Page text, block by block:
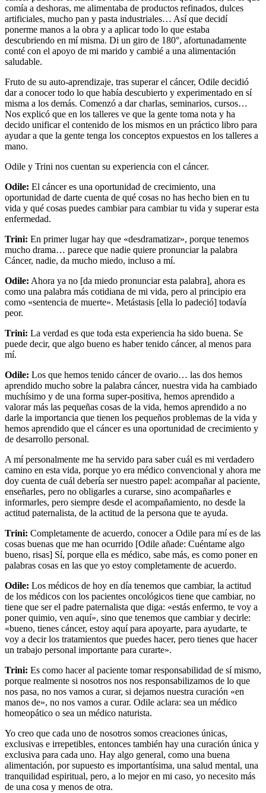
comía a deshoras, me alimentaba de productos refinados, dulces
artificiales, mucho pan y pasta industriales… Así que decidí
ponerme manos a la obra y a aplicar todo lo que estaba
descubriendo en mí misma. Di un giro de 180°, afortunadamente
conté con el apoyo de mi marido y cambié a una alimentación
saludable.
Fruto de su auto-aprendizaje, tras superar el cáncer, Odile decidió
dar a conocer todo lo que había descubierto y experimentado en sí
misma a los demás. Comenzó a dar charlas, seminarios, cursos…
Nos explicó que en los talleres ve que la gente toma nota y ha
decido unificar el contenido de los mismos en un práctico libro para
ayudar a que la gente tenga los conceptos expuestos en los talleres a
mano.
Odile y Trini nos cuentan su experiencia con el cáncer.
Odile: El cáncer es una oportunidad de crecimiento, una
oportunidad de darte cuenta de qué cosas no has hecho bien en tu
vida y qué cosas puedes cambiar para cambiar tu vida y superar esta
enfermedad.
Trini: En primer lugar hay que «desdramatizar», porque tenemos
mucho drama… parece que nadie quiere pronunciar la palabra
Cáncer, nadie, da mucho miedo, incluso a mí.
Odile: Ahora ya no [da miedo pronunciar esta palabra], ahora es
como una palabra más cotidiana de mi vida, pero al principio era
como «sentencia de muerte». Metástasis [ella lo padeció] todavía
peor.
Trini: La verdad es que toda esta experiencia ha sido buena. Se
puede decir, que algo bueno es haber tenido cáncer, al menos para
mí.
Odile: Los que hemos tenido cáncer de ovario… las dos hemos
aprendido mucho sobre la palabra cáncer, nuestra vida ha cambiado
muchísimo y de una forma super-positiva, hemos aprendido a
valorar más las pequeñas cosas de la vida, hemos aprendido a no
darle la importancia que tienen los pequeños problemas de la vida y
hemos aprendido que el cáncer es una oportunidad de crecimiento y
de desarrollo personal.
A mí personalmente me ha servido para saber cuál es mi verdadero
camino en esta vida, porque yo era médico convencional y ahora me
doy cuenta de cuál debería ser nuestro papel: acompañar al paciente,
enseñarles, pero no obligarles a curarse, sino acompañarles e
informarles, pero siempre desde el acompañamiento, no desde la
actitud paternalista, de la actitud de la persona que te ayuda.
Trini: Completamente de acuerdo, conocer a Odile para mí es de las
cosas buenas que me han ocurrido [Odile añade: Cuéntame algo
bueno, risas] Sí, porque ella es médico, sabe más, es como poner en
palabras cosas en las que yo estoy completamente de acuerdo.
Odile: Los médicos de hoy en día tenemos que cambiar, la actitud
de los médicos con los pacientes oncológicos tiene que cambiar, no
tiene que ser el padre paternalista que diga: «estás enfermo, te voy a
poner quimio, ven aquí», sino que tenemos que cambiar y decirle:
«bueno, tienes cáncer, estoy aquí para apoyarte, para ayudarte, te
voy a decir los tratamientos que puedes hacer, pero tienes que hacer
un trabajo personal importante para curarte».
Trini: Es como hacer al paciente tomar responsabilidad de sí mismo,
porque realmente si nosotros nos nos responsabilizamos de lo que
nos pasa, no nos vamos a curar, si dejamos nuestra curación «en
manos de», no nos vamos a curar. Odile aclara: sea un médico
homeopático o sea un médico naturista.
Yo creo que cada uno de nosotros somos creaciones únicas,
exclusivas e irrepetibles, entonces también hay una curación única y
exclusiva para cada uno. Hay algo general, como una buena
alimentación, por supuesto es importantísima, una salud mental, una
tranquilidad espiritual, pero, a lo mejor en mi caso, yo necesito más
de una cosa y menos de otra.